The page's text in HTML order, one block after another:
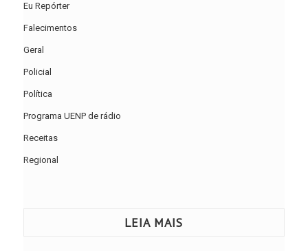
Eu Repórter
Falecimentos
Geral
Policial
Política
Programa UENP de rádio
Receitas
Regional
LEIA MAIS